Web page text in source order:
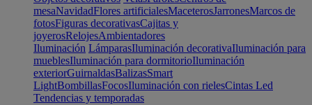
mesaNavidadFlores artificialesMaceterosJarronesMarcos de
fotosFiguras decorativasCajitas y
joyerosRelojesAmbientadores
Iluminación LámparasIluminación decorativaIluminación para
mueblesIluminación para dormitorioIluminación
exteriorGuirnaldasBalizasSmart
LightBombillasFocosIluminación con rielesCintas Led
Tendencias y temporadas